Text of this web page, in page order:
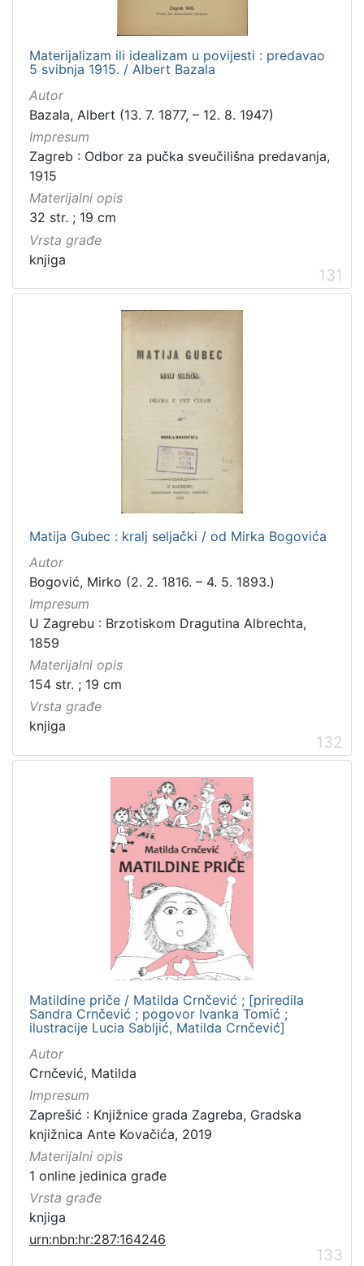
Materijalizam ili idealizam u povijesti : predavao
5 svibnja 1915. / Albert Bazala
Autor
Bazala, Albert (13. 7. 1877, – 12. 8. 1947)
Impresum
Zagreb : Odbor za pučka sveučilišna predavanja,
1915
Materijalni opis
32 str. ; 19 cm
Vrsta građe
knjiga
131
Matija Gubec : kralj seljački / od Mirka Bogovića
Autor
Bogović, Mirko (2. 2. 1816. – 4. 5. 1893.)
Impresum
U Zagrebu : Brzotiskom Dragutina Albrechta,
1859
Materijalni opis
154 str. ; 19 cm
Vrsta građe
knjiga
132
Matildine priče / Matilda Crnčević ; [priredila
Sandra Crnčević ; pogovor Ivanka Tomić ;
ilustracije Lucia Sabljić, Matilda Crnčević]
Autor
Crnčević, Matilda
Impresum
Zaprešić : Knjižnice grada Zagreba, Gradska
knjižnica Ante Kovačića, 2019
Materijalni opis
1 online jedinica građe
Vrsta građe
knjiga
urn:nbn:hr:287:164246
133